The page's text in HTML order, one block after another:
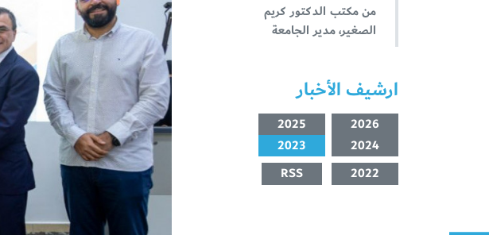
من مكتب الدكتور كريم
الصغير، مدير الجامعة
ارشيف الأخبار
2026
2025
2024
2023
2022
RSS